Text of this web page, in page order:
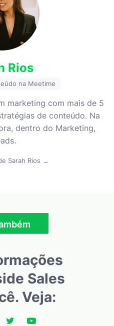
Rios
na Meetime
marketing com mais de 5
de conteúdo. Na
dentro do Marketing,
Sarah Rios →
Sales
Veja: